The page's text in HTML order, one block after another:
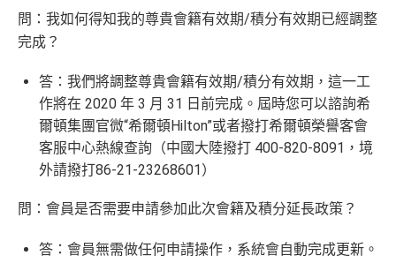
問：我如何得知我的尊貴會籍有效期/積分有效期已經調整
完成？
答：我們將調整尊貴會籍有效期/積分有效期，這一工
作將在 2020 年 3 月 31 日前完成。屆時您可以諮詢希
爾頓集團官微“希爾頓Hilton”或者撥打希爾頓榮譽客會
客服中心熱線查詢（中國大陸撥打 400-820-8091，境
外請撥打86-21-23268601）
問：會員是否需要申請參加此次會籍及積分延長政策？
答：會員無需做任何申請操作，系統會自動完成更新。